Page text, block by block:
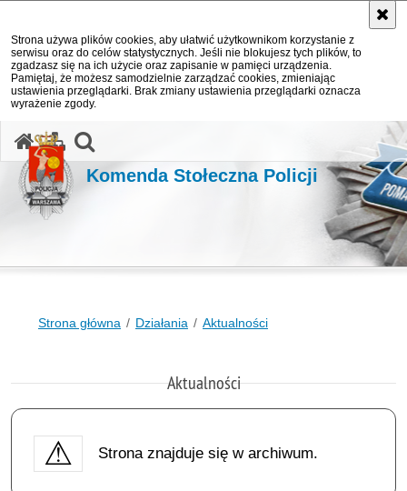
Strona używa plików cookies, aby ułatwić użytkownikom korzystanie z
serwisu oraz do celów statystycznych. Jeśli nie blokujesz tych plików, to
zgadzasz się na ich użycie oraz zapisanie w pamięci urządzenia.
Pamiętaj, że możesz samodzielnie zarządzać cookies, zmieniając
ustawienia przeglądarki. Brak zmiany ustawienia przeglądarki oznacza
wyrażenie zgody.
Komenda Stołeczna Policji
Strona główna Działania Aktualności
Aktualności
Strona znajduje się w archiwum.